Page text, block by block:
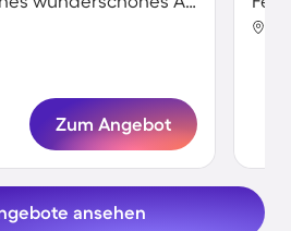
Zum Angebot
ansehen